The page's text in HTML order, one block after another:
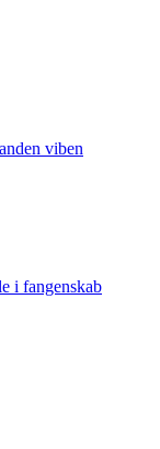
viben
i fangenskab